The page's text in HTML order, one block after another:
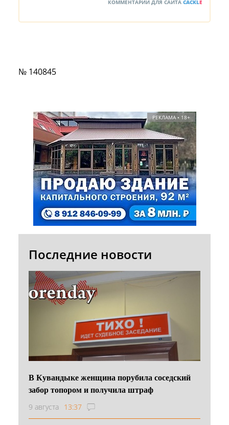
КОММЕНТАРИИ ДЛЯ САЙТА CACKLE
№ 140845
РЕКЛАМА • 18+
Последние новости
В Кувандыке женщина порубила соседский
забор топором и получила штраф
9 августа 13:37